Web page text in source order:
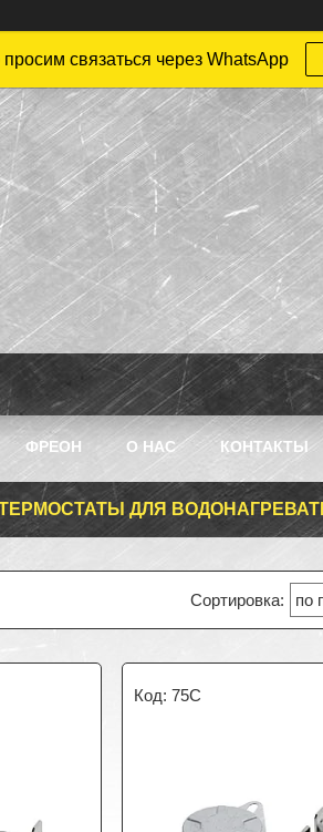
связаться через WhatsApp
ФРЕОН О НАС КОНТАКТЫ
ДЛЯ
75C